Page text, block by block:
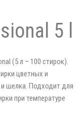
5 l
(5 л – 100 стирок).
цветных и
шелка. Подходит для
при температуре